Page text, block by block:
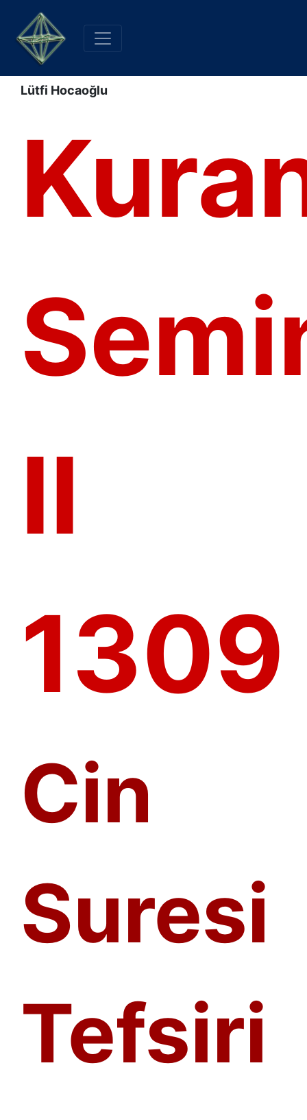
Lütfi Hocaoğlu
II
1309
Cin
Suresi
Tefsiri